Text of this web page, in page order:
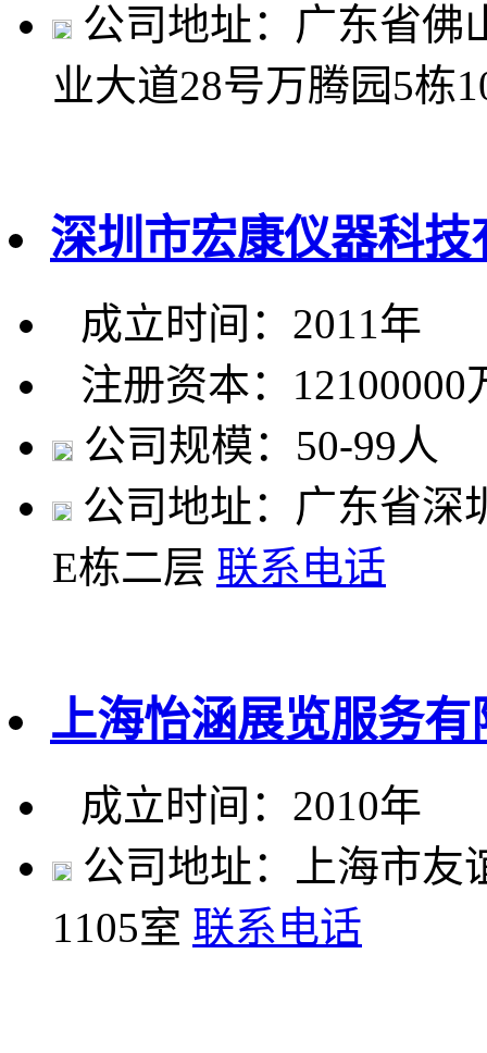
公司地址：广东省佛
业大道28号万腾园5栋
深圳市宏康仪器科技
成立时间：2011年
注册资本：12100000
公司规模：50-99人
公司地址：广东省深
E栋二层 联系电话
上海怡涵展览服务有
成立时间：2010年
公司地址：上海市友
1105室 联系电话